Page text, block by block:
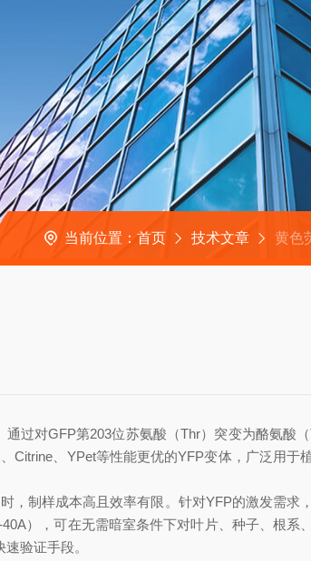
当前位置： 首页 技术文章 黄色荧
过对GFP第203位苏氨酸（Thr）突变为酪氨酸
Citrine、YPet等性能更优的YFP变体，广泛用于
，制样成本高且效率有限。针对YFP的激发需求
），可在无需暗室条件下对叶片、种子、根系
验证手段。